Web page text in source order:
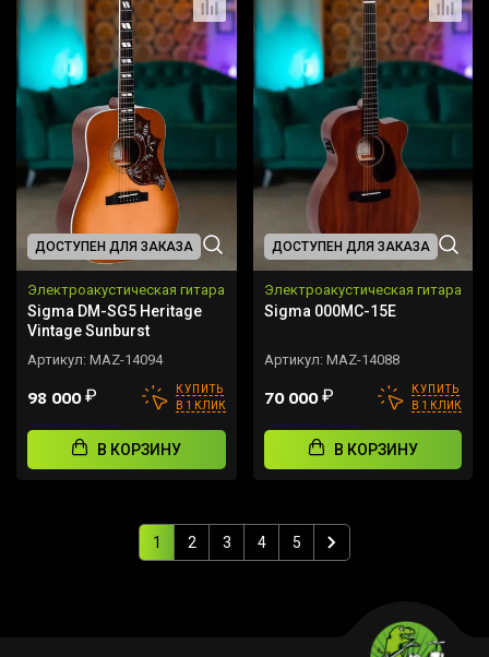
ДОСТУПЕН ДЛЯ ЗАКАЗА
Электроакустическая гитара
Sigma DM-SG5 Heritage
Vintage Sunburst
Артикул: MAZ-14094
98 000₽
КУПИТЬ
В 1 КЛИК
В КОРЗИНУ
ДОСТУПЕН ДЛЯ ЗАКАЗА
Электроакустическая гитара
Sigma 000MC-15E
Артикул: MAZ-14088
70 000₽
КУПИТЬ
В 1 КЛИК
В КОРЗИНУ
1 2 3 4 5